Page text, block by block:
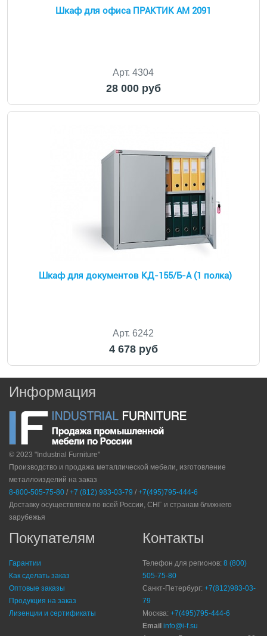
Шкаф для офиса ПРАКТИК AM 2091
Арт. 4304
28 000 руб
Шкаф для документов КД-155/Б-А (1 полка)
Арт. 6242
4 678 руб
Информация
© 2023 "Industrial Furniture"
Производство и продажа металлической мебели, изготовление
металлоизделий на заказ
8-800-505-75-80 / +7 (812) 983-03-79 / +7(495)795-444-6
Доставку осуществляем по всей России, СНГ и странам ближнего
зарубежья
Покупателям
Гарантии
Как сделать заказ
Оптовые заказы
Продукция на заказ
Лизенции и сертификаты
Контакты
Телефон для регионов: 8 (800)
505-75-80
Санкт-Петербург: +7(812)983-03-
79
Москва: +7(495)795-444-6
Email info@i-f.su